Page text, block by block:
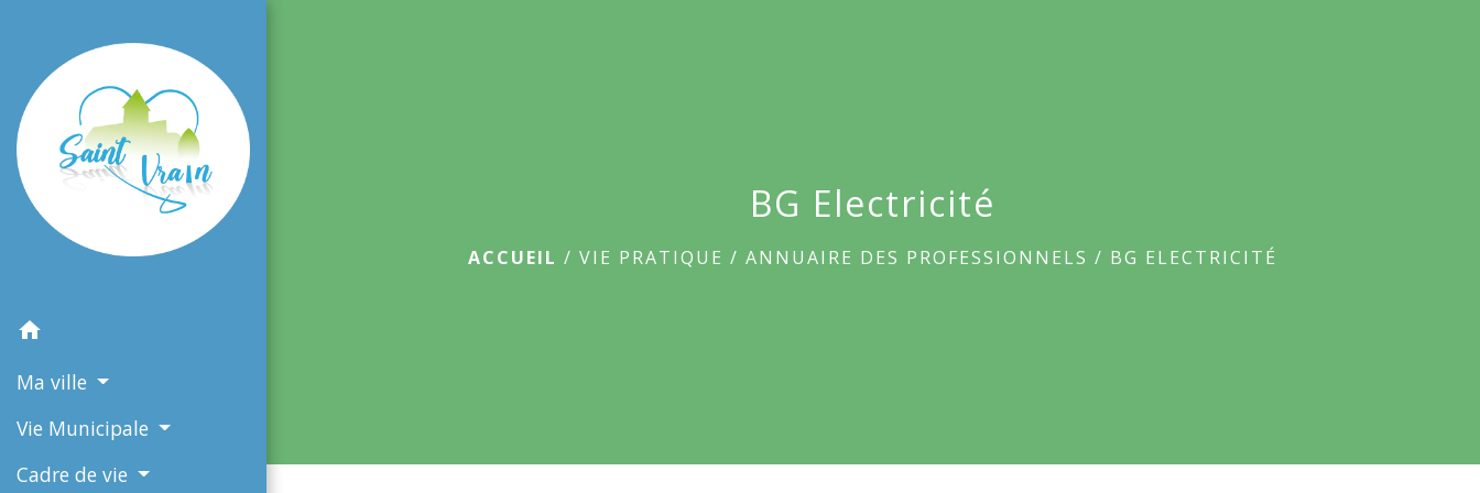
home
Ma ville
Vie Municipale
Cadre de vie
BG Electricité
ACCUEIL /VIE PRATIQUE /ANNUAIRE DES PROFESSIONNELS / BG ELECTRICITÉ